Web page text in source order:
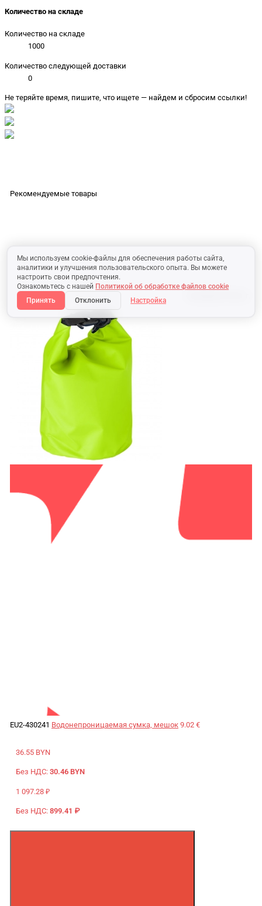
Мы используем cookie-файлы для обеспечения работы сайта,
аналитики и улучшения пользовательского опыта. Вы можете
настроить свои предпочтения.
Ознакомьтесь с нашей Политикой об обработке файлов cookie
Принять
Отклонить Настройка
Количество на складе
Количество на складе
1000
Количество следующей доставки
0
Не теряйте время, пишите, что ищете — найдем и сбросим ссылки!
Рекомендуемые товары
EU2-430241 Водонепроницаемая сумка, мешок 9.02 €
36.55 BYN
Без НДС: 30.46 BYN
1 097.28 ₽
Без НДС: 899.41 ₽